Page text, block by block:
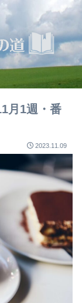
月1週・番
2023.11.09